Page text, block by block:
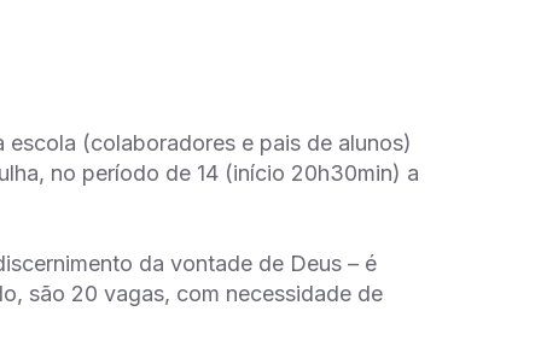
(colaboradores e pais de alunos)
no período de 14 (início 20h30min) a
da vontade de Deus – é
são 20 vagas, com necessidade de